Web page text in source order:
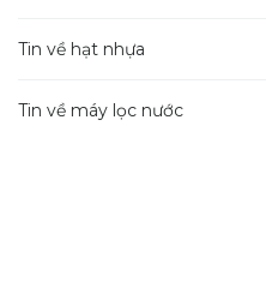
Tin về hạt nhựa
Tin về máy lọc nước